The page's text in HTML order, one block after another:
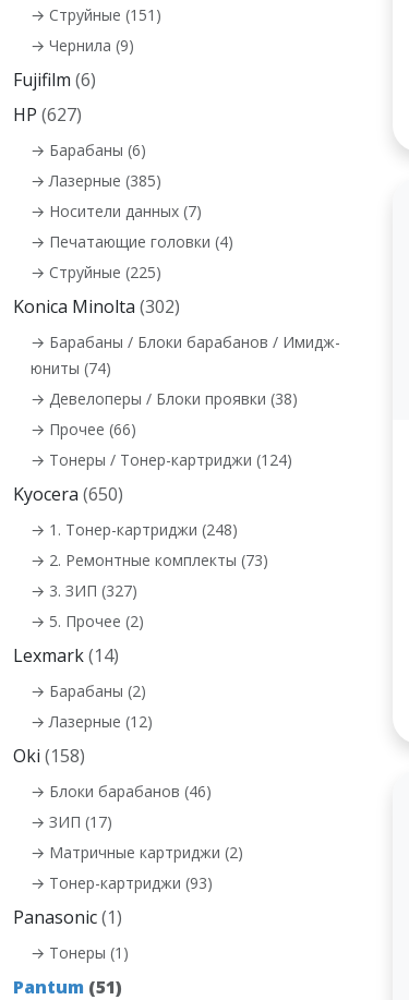
→ Струйные (151)
→ Чернила (9)
Fujifilm (6)
HP (627)
→ Барабаны (6)
→ Лазерные (385)
→ Носители данных (7)
→ Печатающие головки (4)
→ Струйные (225)
Konica Minolta (302)
→ Барабаны / Блоки барабанов / Имидж-
юниты (74)
→ Девелоперы / Блоки проявки (38)
→ Прочее (66)
→ Тонеры / Тонер-картриджи (124)
Kyocera (650)
→ 1. Тонер-картриджи (248)
→ 2. Ремонтные комплекты (73)
→ 3. ЗИП (327)
→ 5. Прочее (2)
Lexmark(14)
→ Барабаны (2)
→ Лазерные (12)
Oki (158)
→ Блоки барабанов (46)
→ ЗИП (17)
→ Матричные картриджи (2)
→ Тонер-картриджи (93)
Panasonic(1)
→ Тонеры (1)
Pantum (51)